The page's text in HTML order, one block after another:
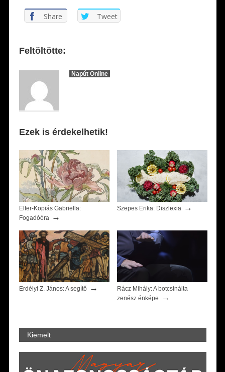
Share Tweet
Feltöltötte:
Napút Online
Ezek is érdekelhetik!
Elter-Kopiás Gabriella:
Fogadóóra
→
Szepes Erika: Diszlexia →
Erdélyi Z. János: A segítő→
Rácz Mihály: A botcsinálta
zenész énképe
→
Kiemelt